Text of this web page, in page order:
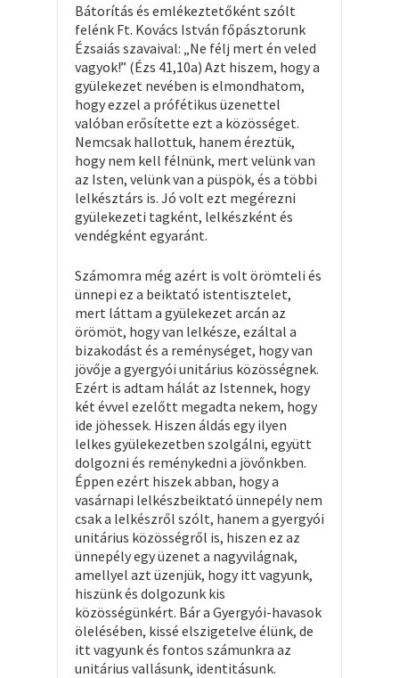
Bátorítás és emlékeztetőként szólt
felénk Ft. Kovács István főpásztorunk
Ézsaiás szavaival: „Ne félj mert én veled
vagyok!” (Ézs 41,10a) Azt hiszem, hogy a
gyülekezet nevében is elmondhatom,
hogy ezzel a prófétikus üzenettel
valóban erősítette ezt a közösséget.
Nemcsak hallottuk, hanem éreztük,
hogy nem kell félnünk, mert velünk van
az Isten, velünk van a püspök, és a többi
lelkésztárs is. Jó volt ezt megérezni
gyülekezeti tagként, lelkészként és
vendégként egyaránt.
Számomra még azért is volt örömteli és
ünnepi ez a beiktató istentisztelet,
mert láttam a gyülekezet arcán az
örömöt, hogy van lelkésze, ezáltal a
bizakodást és a reménységet, hogy van
jövője a gyergyói unitárius közösségnek.
Ezért is adtam hálát az Istennek, hogy
két évvel ezelőtt megadta nekem, hogy
ide jöhessek. Hiszen áldás egy ilyen
lelkes gyülekezetben szolgálni, együtt
dolgozni és reménykedni a jövőnkben.
Éppen ezért hiszek abban, hogy a
vasárnapi lelkészbeiktató ünnepély nem
csak a lelkészről szólt, hanem a gyergyói
unitárius közösségről is, hiszen ez az
ünnepély egy üzenet a nagyvilágnak,
amellyel azt üzenjük, hogy itt vagyunk,
hiszünk és dolgozunk kis
közösségünkért. Bár a Gyergyói-havasok
ölelésében, kissé elszigetelve élünk, de
itt vagyunk és fontos számunkra az
unitárius vallásunk, identitásunk.